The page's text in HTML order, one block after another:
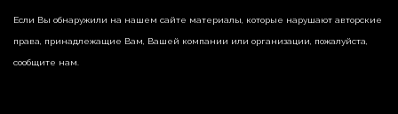
Если Вы обнаружили на нашем сайте материалы, которые нарушают авторские
права, принадлежащие Вам, Вашей компании или организации, пожалуйста,
сообщите нам.